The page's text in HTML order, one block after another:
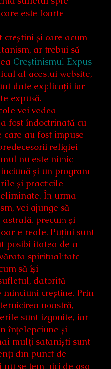
este foarte
creștini și care acum
ar trebui să
Creștinismul Expus
al acestui website,
date explicații iar
expusă.
vei vedea
fost îndoctrinată cu
au fost impuse
religiei
nu este nimic
și un program
și practicile
În urma
vei ajunge să
precum și
reale. Puțini sunt
posibilitatea de a
spiritualitate
să își
datorită
creștine. Prin
noastră,
sunt izgonite, iar
înțelepciune și
mulți sataniști sunt
din punct de
se tem nici de așa